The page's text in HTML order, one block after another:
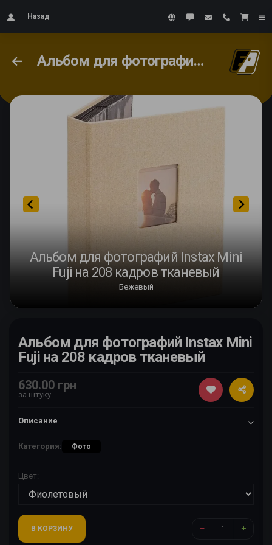
Назад
Альбом для фотографий Instax Mini Fuji на 208 кадров тканевый
Альбом для фотографий Instax Mini
Fuji на 208 кадров тканевый
Бежевый
Альбом для фотографий Instax Mini
Fuji на 208 кадров тканевый
630.00 грн
за штуку
Описание
Категория: Фото
Цвет:
В КОРЗИНУ